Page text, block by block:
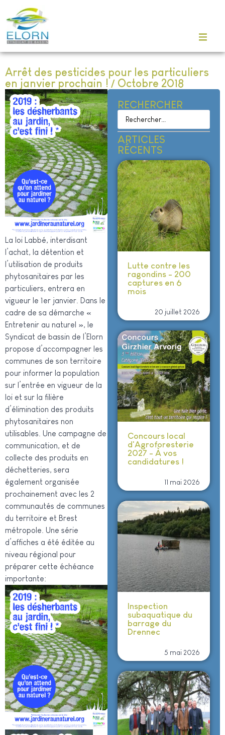
Arrêt des pesticides pour les particuliers
en janvier prochain ! / Octobre 2018
La loi Labbé, interdisant
l’achat, la détention et
l’utilisation de produits
phytosanitaires par les
particuliers, entrera en
vigueur le 1er janvier. Dans le
cadre de sa démarche «
Entretenir au naturel », le
Syndicat de bassin de l’Elorn
propose d’accompagner les
communes de son territoire
pour informer la population
sur l’entrée en vigueur de la
loi et sur la filière
d’élimination des produits
phytosanitaires non
utilisables. Une campagne de
communication, et de
collecte des produits en
déchetteries, sera
également organisée
prochainement avec les 2
communautés de communes
du territoire et Brest
métropole. Une série
d’affiches a été éditée au
niveau régional pour
préparer cette échéance
importante:
RECHERCHER
ARTICLES
RÉCENTS
Lutte contre les
ragondins - 200
captures en 6
mois
20 juillet 2026
Concours local
d'Agroforesterie
2027 - À vos
candidatures !
11 mai 2026
Inspection
subaquatique du
barrage du
Drennec
5 mai 2026